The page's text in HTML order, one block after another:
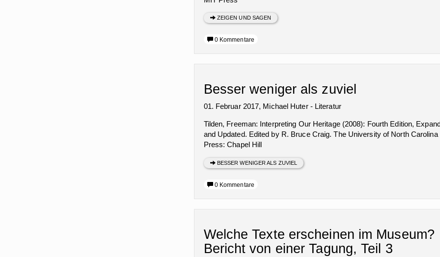
ZEIGEN UND SAGEN
0 Kommentare
Besser weniger als zuviel
01. Februar 2017, Michael Huter- Literatur
Tilden, Freeman: Interpreting Our Heritage (2008): Fourth Edition,
and Updated. Edited by R. Bruce Craig. The University of North Carolina
Press: Chapel Hill
BESSER WENIGER ALS ZUVIEL
0 Kommentare
Welche Texte erscheinen im Museum?
Bericht von einer Tagung, Teil 3